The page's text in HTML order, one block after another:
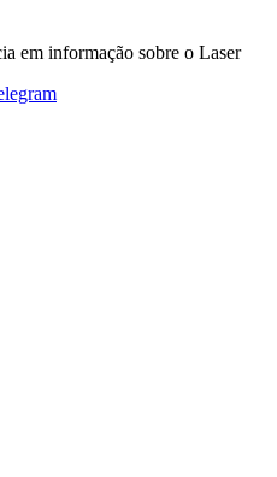
em informação sobre o Laser